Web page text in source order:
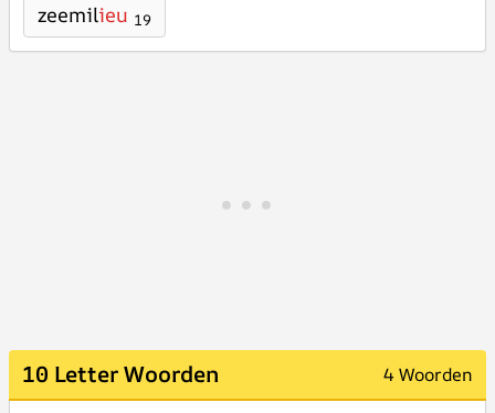
zeemilieu 19
10 Letter Woorden 4 Woorden